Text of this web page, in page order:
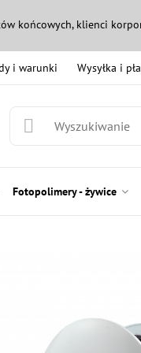
końcowych, klienci
i warunki Wysyłka i
Fotopolimery - żywice